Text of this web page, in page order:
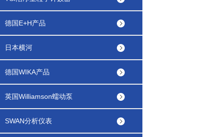
德国E+H产品
日本横河
德国WIKA产品
英国Williamson蠕动泵
SWAN分析仪表